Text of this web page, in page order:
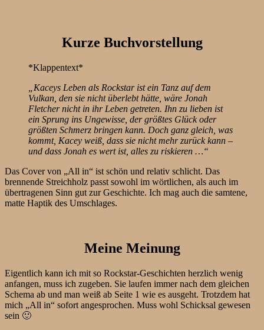
Kurze Buchvorstellung
*Klappentext*
„Kaceys Leben als Rockstar ist ein Tanz auf dem
Vulkan, den sie nicht überlebt hätte, wäre Jonah
Fletcher nicht in ihr Leben getreten. Ihn zu lieben ist
ein Sprung ins Ungewisse, der größtes Glück oder
größten Schmerz bringen kann. Doch ganz gleich, was
kommt, Kacey weiß, dass sie nicht mehr zurück kann –
und dass Jonah es wert ist, alles zu riskieren …“
Das Cover von „All in“ ist schön und relativ schlicht. Das
brennende Streichholz passt sowohl im wörtlichen, als auch im
übertragenen Sinn gut zur Geschichte. Ich mag auch die samtene,
matte Haptik des Umschlages.
Meine Meinung
Eigentlich kann ich mit so Rockstar-Geschichten herzlich wenig
anfangen, muss ich zugeben. Sie laufen immer nach dem gleichen
Schema ab und man weiß ab Seite 1 wie es ausgeht. Trotzdem hat
mich „All in“ sofort angesprochen. Muss wohl Schicksal gewesen
sein 🙂